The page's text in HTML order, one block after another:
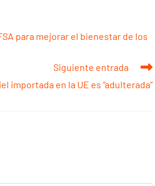
para mejorar el bienestar de los
Siguiente entrada
importada en la UE es “adulterada”